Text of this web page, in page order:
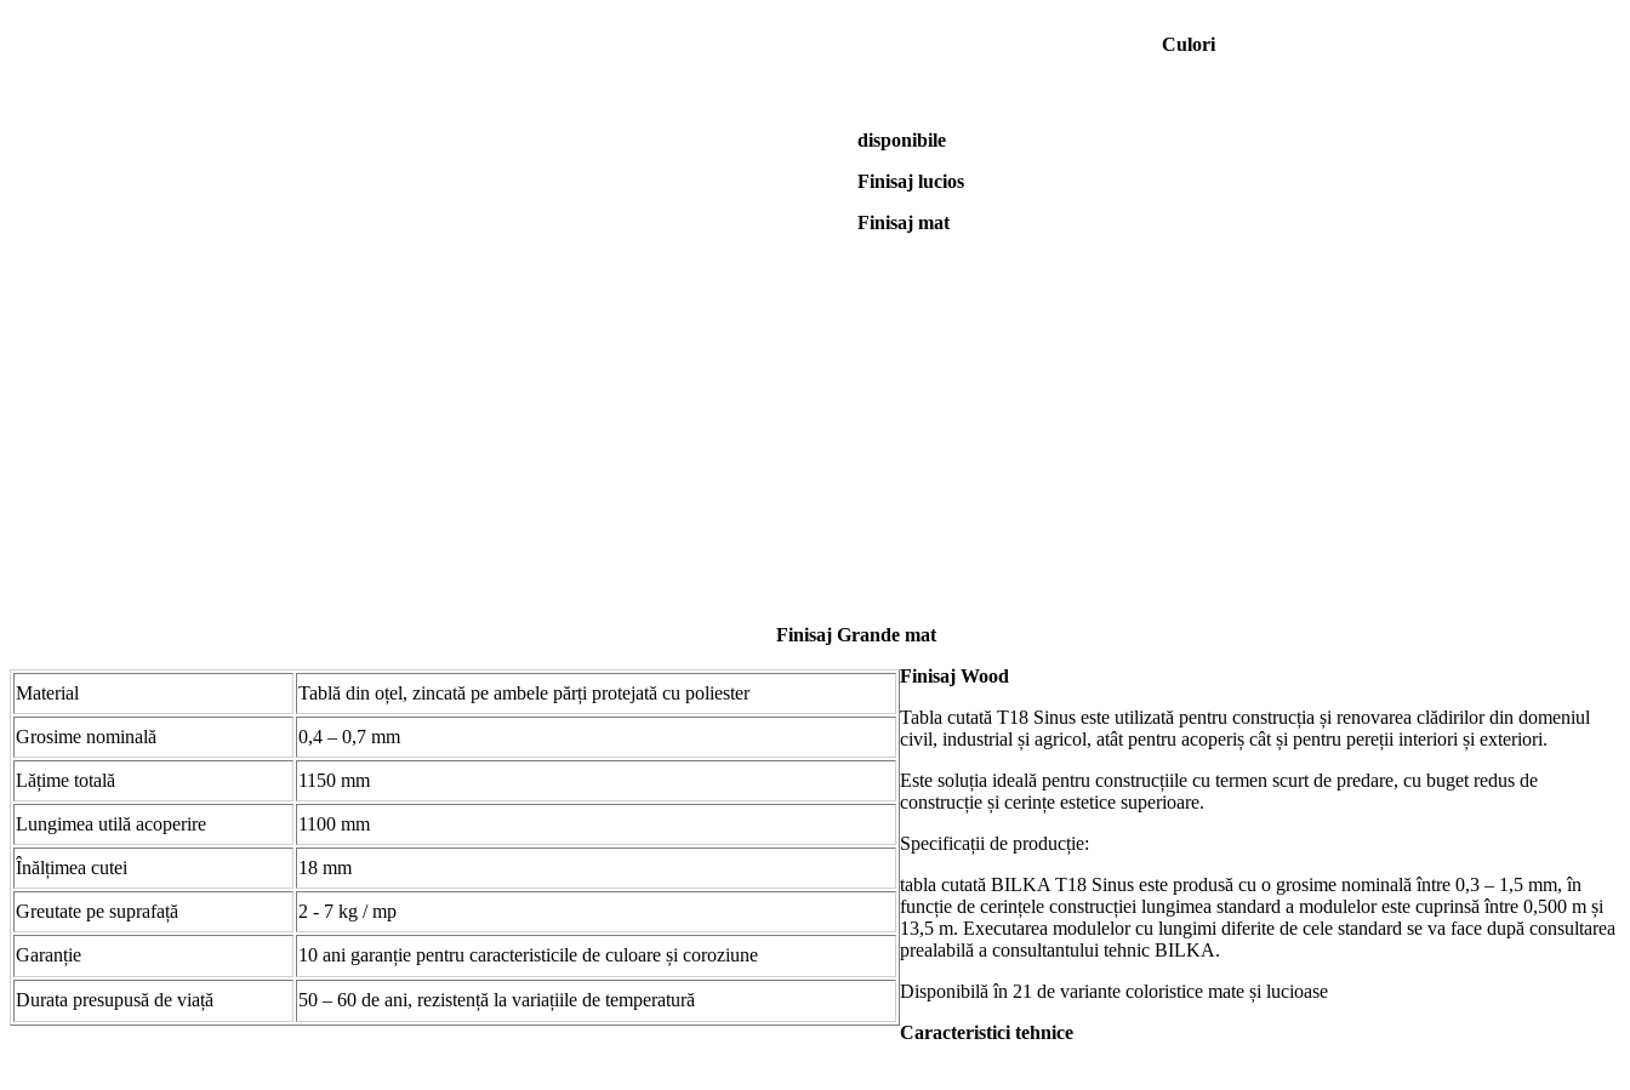
Material Tablă din oțel, zincată pe ambele părți protejată cu poliester
Grosime nominală 0,4 – 0,7 mm
Lățime totală 1150 mm
Lungimea utilă acoperire 1100 mm
Înălțimea cutei 18 mm
Greutate pe suprafață 2 - 7 kg / mp
Garanție 10 ani garanție pentru caracteristicile de culoare și coroziune
Durata presupusă de viață 50 – 60 de ani, rezistență la variațiile de temperatură
Culori
disponibile
Finisaj lucios
Finisaj mat
Finisaj Grande mat
Finisaj Wood
Tabla cutată T18 Sinus este utilizată pentru construcția și renovarea clădirilor din domeniul
civil, industrial și agricol, atât pentru acoperiș cât și pentru pereții interiori și exteriori.
Este soluția ideală pentru construcțiile cu termen scurt de predare, cu buget redus de
construcție și cerințe estetice superioare.
Specificații de producție:
tabla cutată BILKA T18 Sinus este produsă cu o grosime nominală între 0,3 – 1,5 mm, în
funcție de cerințele construcției lungimea standard a modulelor este cuprinsă între 0,500 m și
13,5 m. Executarea modulelor cu lungimi diferite de cele standard se va face după consultarea
prealabilă a consultantului tehnic BILKA.
Disponibilă în 21 de variante coloristice mate și lucioase
Caracteristici tehnice